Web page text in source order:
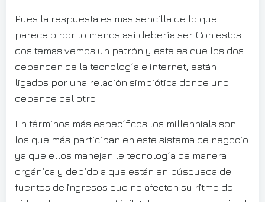
Pues la respuesta es mas sencilla de lo que
parece o por lo menos así debería ser. Con estos
dos temas vemos un patrón y este es que los dos
dependen de la tecnología e internet, están
ligados por una relación simbiótica donde uno
depende del otro.
En términos más específicos los millennials son
los que más participan en este sistema de negocio
ya que ellos manejan le tecnología de manera
orgánica y debido a que están en búsqueda de
fuentes de ingresos que no afecten su ritmo de